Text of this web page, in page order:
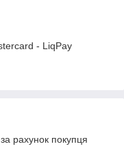
- LiqPay
рахунок покупця